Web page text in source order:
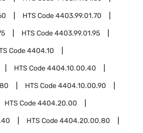
HTS Code4403.99.01.70
HTS Code4403.99.01.95
Code4404.10
HTS Code4404.10.00.40
HTS Code4404.10.00.90
HTS Code4404.20.00
HTS Code4404.20.00.80